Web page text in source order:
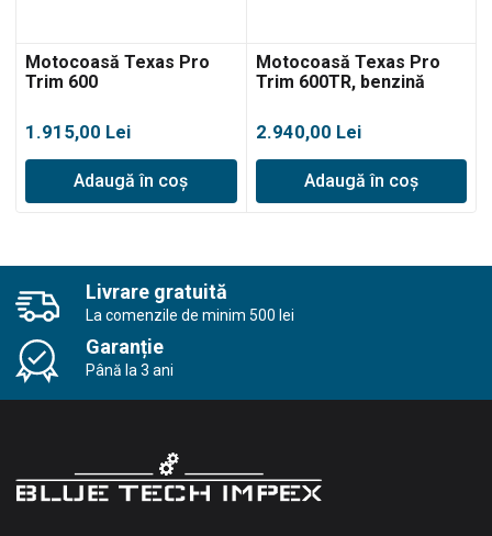
Motocoasă Texas Pro
Trim 600
1.915,00 Lei
Adaugă în coș
Motocoasă Texas Pro
Trim 600TR, benzină
2.940,00 Lei
Adaugă în coș
Livrare gratuită
La comenzile de minim 500 lei
Garanție
Până la 3 ani